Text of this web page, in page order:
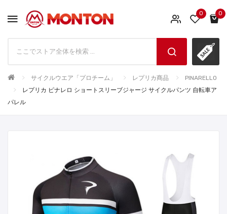
0 0
サイクルウエア「プロチーム」 レプリカ商品
PINARELLO
レプリカ ピナレロ ショートスリーブジャージ サイクルパンツ 自転車ア
パレル